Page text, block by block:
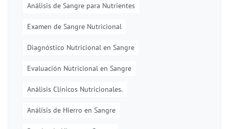
Análisis de Sangre para Nutrientes
Examen de Sangre Nutricional
Diagnóstico Nutricional en Sangre
Evaluación Nutricional en Sangre
Análisis Clínicos Nutricionales.
Análisis de Hierro en Sangre